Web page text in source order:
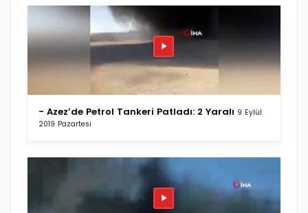
- Azez’de Petrol Tankeri Patladı: 2 Yaralı 9 Eylül
2019 Pazartesi